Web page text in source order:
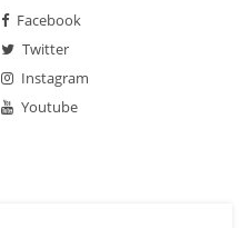
Facebook
Twitter
Instagram
Youtube